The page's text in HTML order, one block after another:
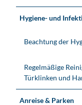
Hygiene- und
Beachtung der
Regelmäßige
Türklinken und
Anreise & Parken